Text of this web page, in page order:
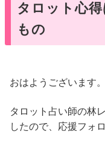
タロット心
もの
おはようございます。
タロット占い師の林
したので、応援フォ